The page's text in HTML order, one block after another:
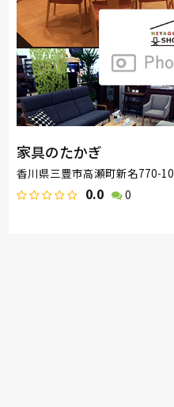
家具のたかぎ
香川県三豊市高瀬町新名770-10
0.0 0